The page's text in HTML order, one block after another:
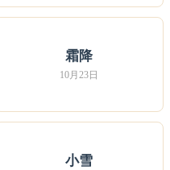
霜降
10月23日
小雪